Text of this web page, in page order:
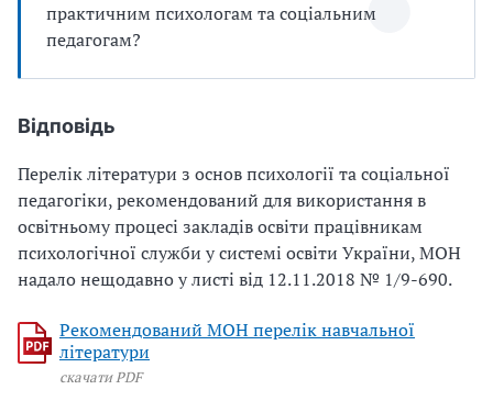
практичним психологам та соціальним
педагогам?
Відповідь
Перелік літератури з основ психології та соціальної
педагогіки, рекомендований для використання в
освітньому процесі закладів освіти працівникам
психологічної служби у системі освіти України, МОН
надало нещодавно у листі від 12.11.2018 № 1/9-690.
Рекомендований МОН перелік навчальної
літератури
скачати PDF